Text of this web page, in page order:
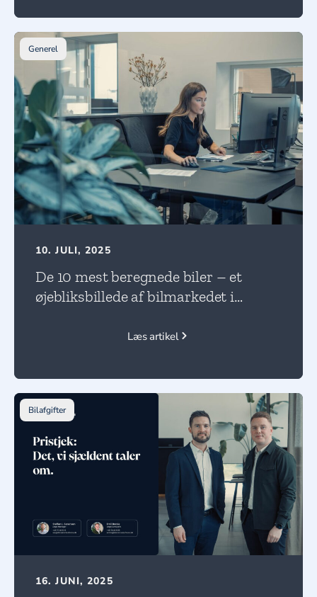
Generel
10. JULI, 2025
De 10 mest beregnede biler – et
øjebliksbillede af bilmarkedet i
Læs artikel
Bilafgifter
16. JUNI, 2025